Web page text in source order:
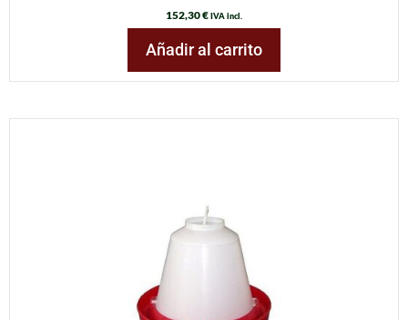
152,30€IVA incl.
Añadir al carrito